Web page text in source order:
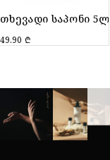
თხევადი საპონი 5ლ
49.90 ₾